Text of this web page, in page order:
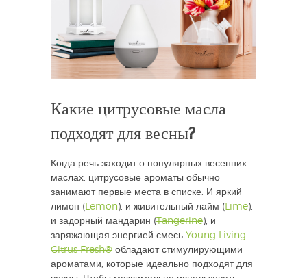
Какие цитрусовые масла
подходят для весны?
Когда речь заходит о популярных весенних
маслах, цитрусовые ароматы обычно
занимают первые места в списке. И яркий
лимон (Lemon), и живительный лайм (Lime),
и задорный мандарин (Tangerine), и
заряжающая энергией смесь Young Living
Citrus Fresh® обладают стимулирующими
ароматами, которые идеально подходят для